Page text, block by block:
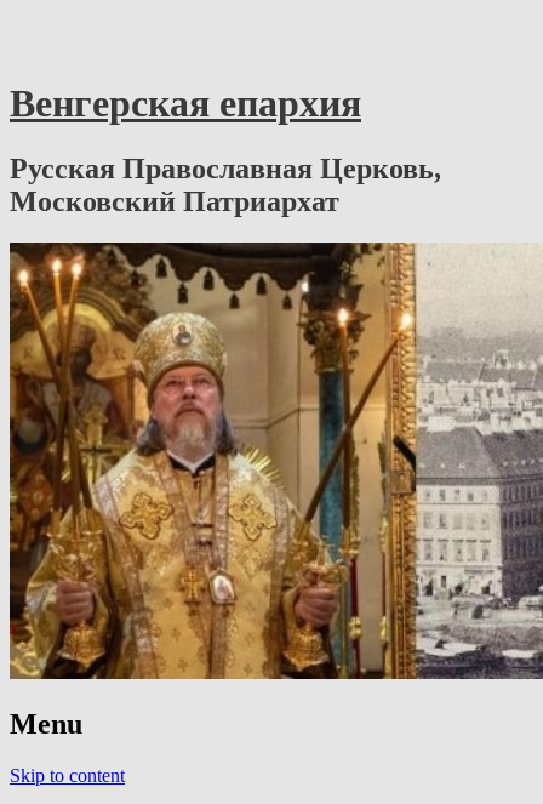
Венгерская епархия
Русская Православная Церковь,
Московский Патриархат
Menu
Skip to content